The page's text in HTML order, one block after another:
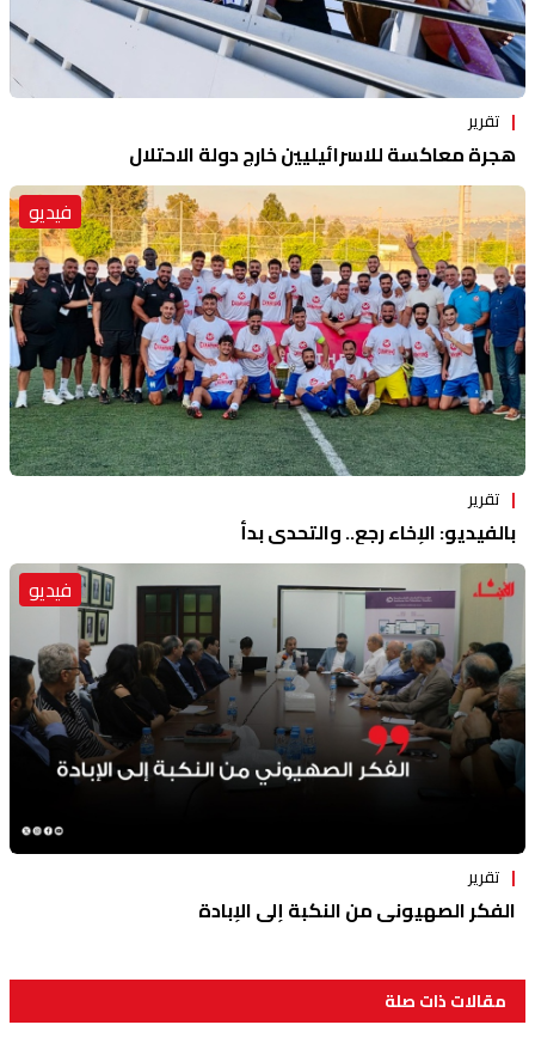
تقرير
هجرة معاكسة للاسرائيليين خارج دولة الاحتلال
فيديو
تقرير
بالفيديو: الإخاء رجع.. والتحدي بدأ
فيديو
تقرير
الفكر الصهيوني من النكبة إلى الإبادة
مقالات ذات صلة